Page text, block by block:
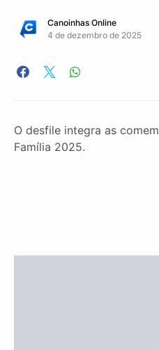
Canoinhas Online
4 de dezembro de 2025
O desfile integra as
Família 2025.